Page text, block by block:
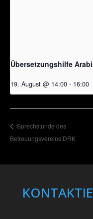
Übersetzungshilfe
19. August @ 14:00 - 16:00
Sprechstunde des
Betreuungsvereins DRK